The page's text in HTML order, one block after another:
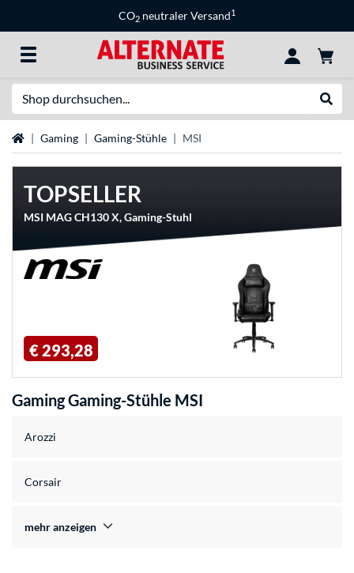
CO2 neutraler Versand1
StartseiteGaming Gaming-Stühle MSI
TOPSELLER
MSI MAG CH130 X, Gaming-Stuhl
€ 293,28
Gaming Gaming-Stühle MSI
Arozzi
Corsair
mehr anzeigen